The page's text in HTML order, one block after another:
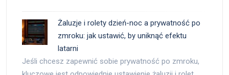
Żaluzje i rolety dzień-noc a prywatność po
zmroku: jak ustawić, by uniknąć efektu
latarni
Jeśli chcesz zapewnić sobie prywatność po zmroku,